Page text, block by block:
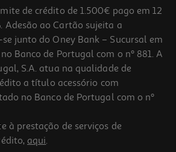
Laga Prestige Saco Stand Up 1kg*
de crédito de 1.500€ pago em 12
Adesão ao Cartão sujeita a
junto do Oney Bank – Sucursal em
Banco de Portugal com o nº 881. A
S.A. atua na qualidade de
a título acessório com
no Banco de Portugal com o nº
à prestação de serviços de
aqui.